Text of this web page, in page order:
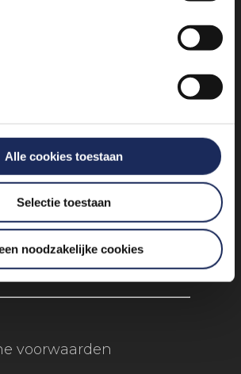
Alle cookies toestaan
Selectie toestaan
noodzakelijke cookies
maken die dromen
4897 651
5c 3755 BN
voorwaarden